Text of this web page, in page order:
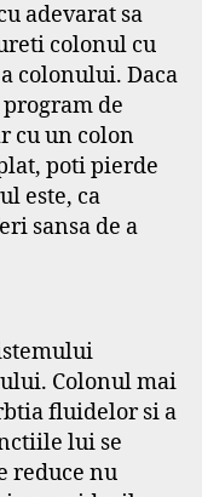
adevarat sa
colonul cu
colonului. Daca
de
cu un colon
poti pierde
este, ca
sansa de a
Colonul mai
fluidelor si a
lui se
reduce nu